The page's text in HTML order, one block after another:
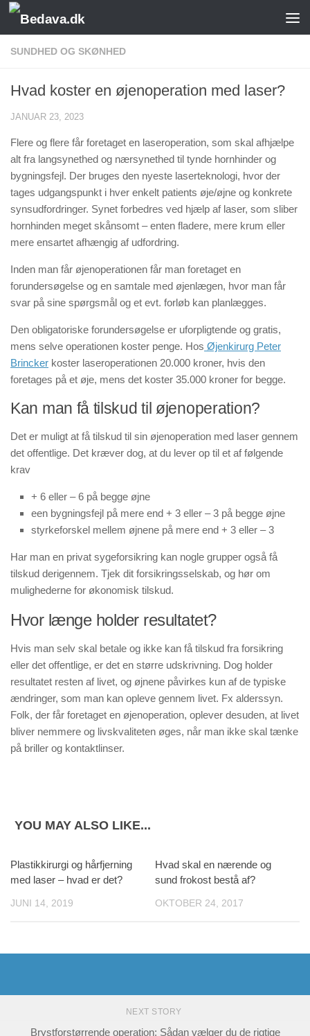
Skip to content
SUNDHED OG SKØNHED
Hvad koster en øjenoperation med laser?
JANUAR 23, 2023
Flere og flere får foretaget en laseroperation, som skal afhjælpe
alt fra langsynethed og nærsynethed til tynde hornhinder og
bygningsfejl. Der bruges den nyeste laserteknologi, hvor der
tages udgangspunkt i hver enkelt patients øje/øjne og konkrete
synsudfordringer. Synet forbedres ved hjælp af laser, som sliber
hornhinden meget skånsomt – enten fladere, mere krum eller
mere ensartet afhængig af udfordring.
Inden man får øjenoperationen får man foretaget en
forundersøgelse og en samtale med øjenlægen, hvor man får
svar på sine spørgsmål og et evt. forløb kan planlægges.
Den obligatoriske forundersøgelse er uforpligtende og gratis,
mens selve operationen koster penge. Hos Øjenkirurg Peter
Brincker koster laseroperationen 20.000 kroner, hvis den
foretages på et øje, mens det koster 35.000 kroner for begge.
Kan man få tilskud til øjenoperation?
Det er muligt at få tilskud til sin øjenoperation med laser gennem
det offentlige. Det kræver dog, at du lever op til et af følgende
krav
+ 6 eller – 6 på begge øjne
een bygningsfejl på mere end + 3 eller – 3 på begge øjne
styrkeforskel mellem øjnene på mere end + 3 eller – 3
Har man en privat sygeforsikring kan nogle grupper også få
tilskud derigennem. Tjek dit forsikringsselskab, og hør om
mulighederne for økonomisk tilskud.
Hvor længe holder resultatet?
Hvis man selv skal betale og ikke kan få tilskud fra forsikring
eller det offentlige, er det en større udskrivning. Dog holder
resultatet resten af livet, og øjnene påvirkes kun af de typiske
ændringer, som man kan opleve gennem livet. Fx alderssyn.
Folk, der får foretaget en øjenoperation, oplever desuden, at livet
bliver nemmere og livskvaliteten øges, når man ikke skal tænke
på briller og kontaktlinser.
YOU MAY ALSO LIKE...
Plastikkirurgi og hårfjerning
med laser – hvad er det?
JUNI 14, 2019
Hvad skal en nærende og
sund frokost bestå af?
OKTOBER 24, 2017
NEXT STORY
Brystforstørrende operation: Sådan vælger du de rigtige